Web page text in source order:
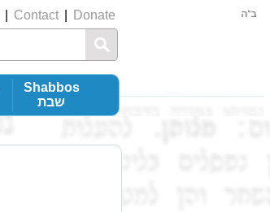
Contact Donate
Shabbos
שבת